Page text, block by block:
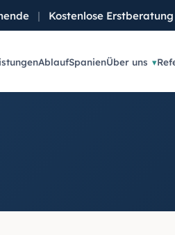
| Kostenlose Erstberatung
AblaufSpanienÜber uns